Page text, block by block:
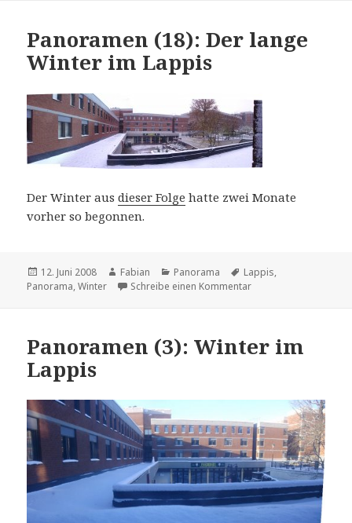
Panoramen (18): Der lange
Winter im Lappis
Der Winter ausdieser Folge hatte zwei Monate
vorher so begonnen.
Veröffentlicht
am
12. Juni 2008 Autor
Fabian Kategorien
Panorama Schlagwörter
Lappis,
Panorama,Winter Schreibe einen Kommentarzu Panoramen (18):
Panoramen (3): Winter im
Lappis